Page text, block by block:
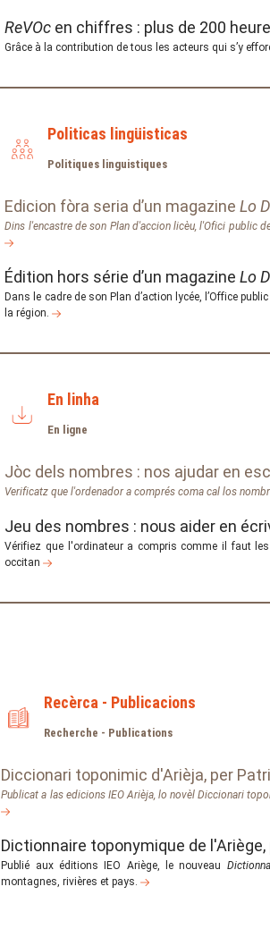
ReVOc en chiffres : plus de 200
Grâce à la contribution de tous les acteurs qui s’y
Politicas lingüisticas
Politiques linguistiques
Edicion fòra seria d’un magazineLo
Dins l'encastre de son Plan d'accion licèu, l'Ofici public
Édition hors série d’un magazineLo
Dans le cadre de son Plan d’action lycée, l’Office
la région.
En linha
En ligne
Jòc dels nombres : nos ajudar en
Verificatz que l'ordenador a comprés coma cal los
Jeu des nombres : nous aider en
Vérifiez que l'ordinateur a compris comme il faut
occitan
Recèrca - Publicacions
Recherche - Publications
Diccionari toponimic d'Arièja, per
Publicat a las edicions IEO Arièja, lo novèlDiccionari
Dictionnaire toponymique de
Publié aux éditions IEO Ariège, le nouveau
montagnes, rivières et pays.